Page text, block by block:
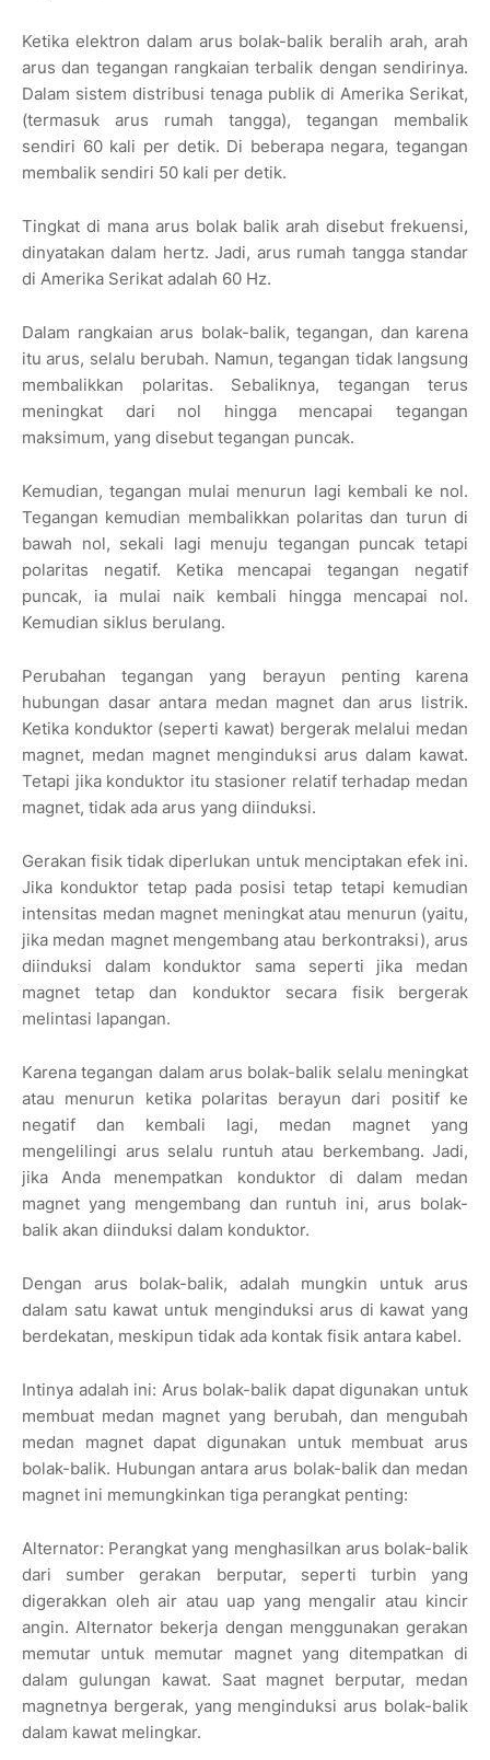
Ketika elektron dalam arus bolak-balik beralih arah, arah
arus dan tegangan rangkaian terbalik dengan sendirinya.
Dalam sistem distribusi tenaga publik di Amerika Serikat,
(termasuk arus rumah tangga), tegangan membalik
sendiri 60 kali per detik. Di beberapa negara, tegangan
membalik sendiri 50 kali per detik.
Tingkat di mana arus bolak balik arah disebut frekuensi,
dinyatakan dalam hertz. Jadi, arus rumah tangga standar
di Amerika Serikat adalah 60 Hz.
Dalam rangkaian arus bolak-balik, tegangan, dan karena
itu arus, selalu berubah. Namun, tegangan tidak langsung
membalikkan polaritas. Sebaliknya, tegangan terus
meningkat dari nol hingga mencapai tegangan
maksimum, yang disebut tegangan puncak.
Kemudian, tegangan mulai menurun lagi kembali ke nol.
Tegangan kemudian membalikkan polaritas dan turun di
bawah nol, sekali lagi menuju tegangan puncak tetapi
polaritas negatif. Ketika mencapai tegangan negatif
puncak, ia mulai naik kembali hingga mencapai nol.
Kemudian siklus berulang.
Perubahan tegangan yang berayun penting karena
hubungan dasar antara medan magnet dan arus listrik.
Ketika konduktor (seperti kawat) bergerak melalui medan
magnet, medan magnet menginduksi arus dalam kawat.
Tetapi jika konduktor itu stasioner relatif terhadap medan
magnet, tidak ada arus yang diinduksi.
Gerakan fisik tidak diperlukan untuk menciptakan efek ini.
Jika konduktor tetap pada posisi tetap tetapi kemudian
intensitas medan magnet meningkat atau menurun (yaitu,
jika medan magnet mengembang atau berkontraksi), arus
diinduksi dalam konduktor sama seperti jika medan
magnet tetap dan konduktor secara fisik bergerak
melintasi lapangan.
Karena tegangan dalam arus bolak-balik selalu meningkat
atau menurun ketika polaritas berayun dari positif ke
negatif dan kembali lagi, medan magnet yang
mengelilingi arus selalu runtuh atau berkembang. Jadi,
jika Anda menempatkan konduktor di dalam medan
magnet yang mengembang dan runtuh ini, arus bolak-
balik akan diinduksi dalam konduktor.
Dengan arus bolak-balik, adalah mungkin untuk arus
dalam satu kawat untuk menginduksi arus di kawat yang
berdekatan, meskipun tidak ada kontak fisik antara kabel.
Intinya adalah ini: Arus bolak-balik dapat digunakan untuk
membuat medan magnet yang berubah, dan mengubah
medan magnet dapat digunakan untuk membuat arus
bolak-balik. Hubungan antara arus bolak-balik dan medan
magnet ini memungkinkan tiga perangkat penting:
Alternator: Perangkat yang menghasilkan arus bolak-balik
dari sumber gerakan berputar, seperti turbin yang
digerakkan oleh air atau uap yang mengalir atau kincir
angin. Alternator bekerja dengan menggunakan gerakan
memutar untuk memutar magnet yang ditempatkan di
dalam gulungan kawat. Saat magnet berputar, medan
magnetnya bergerak, yang menginduksi arus bolak-balik
dalam kawat melingkar.